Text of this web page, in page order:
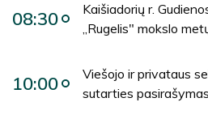
08:30
Kaišiadorių r.
„Rugelis" mokslo
10:00
Viešojo ir privataus
sutarties pasirašymas